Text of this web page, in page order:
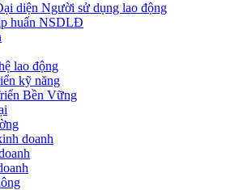
diện Người sử dụng lao động
huấn NSDLĐ
lao động
kỹ năng
Bền Vững
doanh